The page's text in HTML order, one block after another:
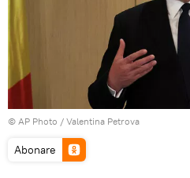
© AP Photo / Valentina Petrova
Abonare